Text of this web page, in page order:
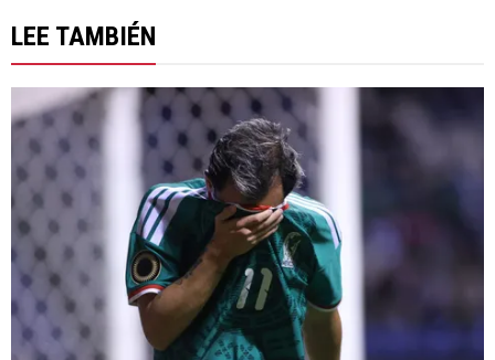
LEE TAMBIÉN